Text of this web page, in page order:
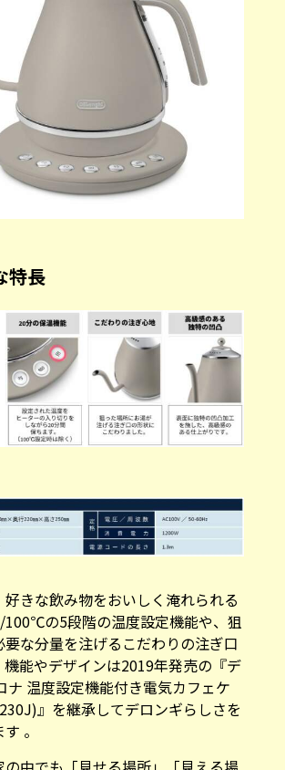
特長
きな飲み物をおいしく淹れられる
の5段階の温度設定機能や、狙
要な分量を注げるこだわりの注ぎ口
機能やデザインは2019年発売の『デ
ナ 温度設定機能付き電気カフェケ
』を継承してデロンギらしさを
。